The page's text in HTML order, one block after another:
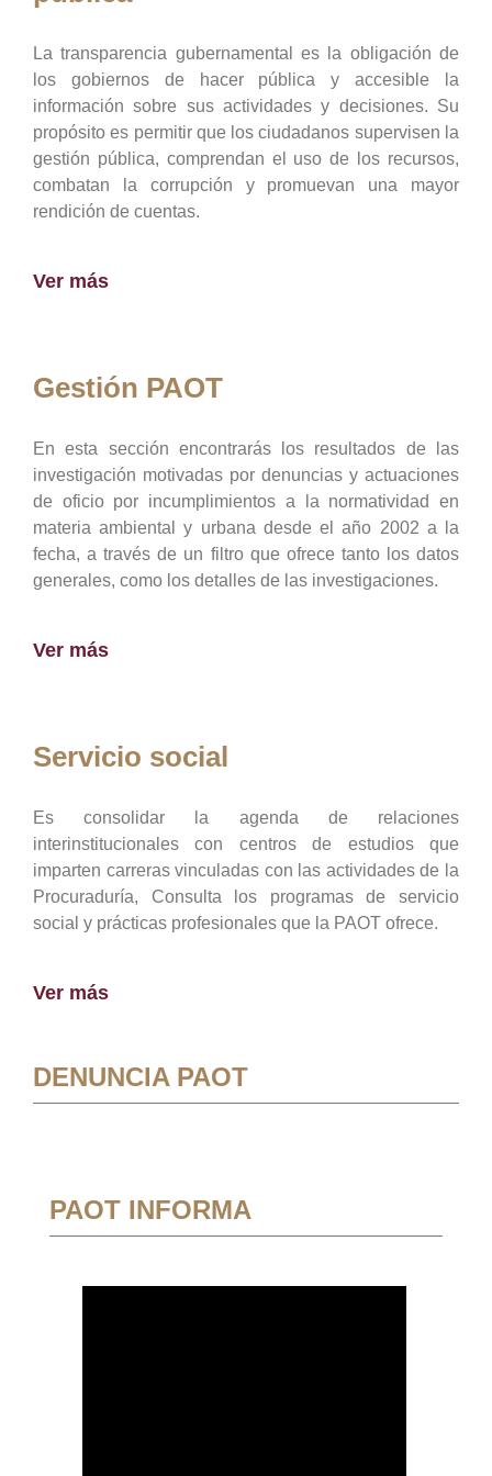
La transparencia gubernamental es la obligación de
los gobiernos de hacer pública y accesible la
información sobre sus actividades y decisiones. Su
propósito es permitir que los ciudadanos supervisen la
gestión pública, comprendan el uso de los recursos,
combatan la corrupción y promuevan una mayor
rendición de cuentas.
Ver más
Gestión PAOT
En esta sección encontrarás los resultados de las
investigación motivadas por denuncias y actuaciones
de oficio por incumplimientos a la normatividad en
materia ambiental y urbana desde el año 2002 a la
fecha, a través de un filtro que ofrece tanto los datos
generales, como los detalles de las investigaciones.
Ver más
Servicio social
Es consolidar la agenda de relaciones
interinstitucionales con centros de estudios que
imparten carreras vinculadas con las actividades de la
Procuraduría, Consulta los programas de servicio
social y prácticas profesionales que la PAOT ofrece.
Ver más
DENUNCIA PAOT
PAOT INFORMA